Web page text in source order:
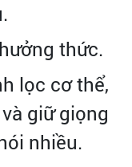
thức.
lọc cơ thể,
giữ giọng
nhiều.